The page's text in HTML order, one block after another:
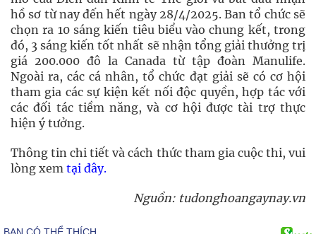
hồ sơ từ nay đến hết ngày 28/4/2025. Ban tổ chức sẽ
chọn ra 10 sáng kiến tiêu biểu vào chung kết, trong
đó, 3 sáng kiến tốt nhất sẽ nhận tổng giải thưởng trị
giá 200.000 đô la Canada từ tập đoàn Manulife.
Ngoài ra, các cá nhân, tổ chức đạt giải sẽ có cơ hội
tham gia các sự kiện kết nối độc quyền, hợp tác với
các đối tác tiềm năng, và cơ hội được tài trợ thực
hiện ý tưởng.
Thông tin chi tiết và cách thức tham gia cuộc thi, vui
lòng xem tại đây.
Nguồn: tudonghoangaynay.vn